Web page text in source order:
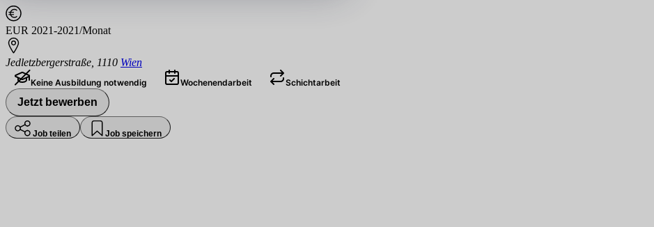
EUR 2021-2021/Monat
Jedletzbergerstraße 1110 Wien
Keine Ausbildung notwendig Wochenendarbeit Schichtarbeit
Jetzt bewerben
Job teilen Job speichern